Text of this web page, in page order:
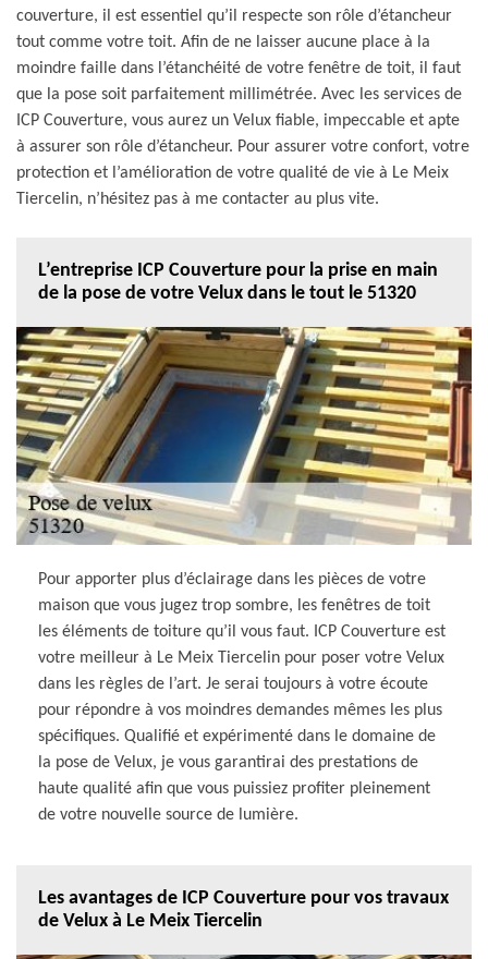
couverture, il est essentiel qu’il respecte son rôle d’étancheur
tout comme votre toit. Afin de ne laisser aucune place à la
moindre faille dans l’étanchéité de votre fenêtre de toit, il faut
que la pose soit parfaitement millimétrée. Avec les services de
ICP Couverture, vous aurez un Velux fiable, impeccable et apte
à assurer son rôle d’étancheur. Pour assurer votre confort, votre
protection et l’amélioration de votre qualité de vie à Le Meix
Tiercelin, n’hésitez pas à me contacter au plus vite.
L’entreprise ICP Couverture pour la prise en main
de la pose de votre Velux dans le tout le 51320
Pour apporter plus d’éclairage dans les pièces de votre
maison que vous jugez trop sombre, les fenêtres de toit
les éléments de toiture qu’il vous faut. ICP Couverture est
votre meilleur à Le Meix Tiercelin pour poser votre Velux
dans les règles de l’art. Je serai toujours à votre écoute
pour répondre à vos moindres demandes mêmes les plus
spécifiques. Qualifié et expérimenté dans le domaine de
la pose de Velux, je vous garantirai des prestations de
haute qualité afin que vous puissiez profiter pleinement
de votre nouvelle source de lumière.
Les avantages de ICP Couverture pour vos travaux
de Velux à Le Meix Tiercelin